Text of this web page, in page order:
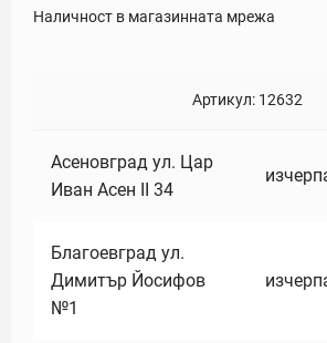
Наличност в магазинната мрежа
Артикул: 12632
Асеновград ул. Цар
Иван Асен II 34
Благоевград ул.
Димитър Йосифов
№1